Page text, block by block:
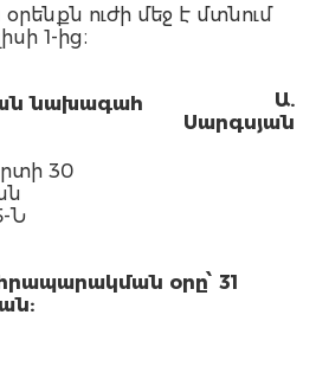
օրենքն ուժի մեջ է մտնում
1-ից։
նախագահ
Ա.
Սարգսյան
30
Ն
օրը՝ 31